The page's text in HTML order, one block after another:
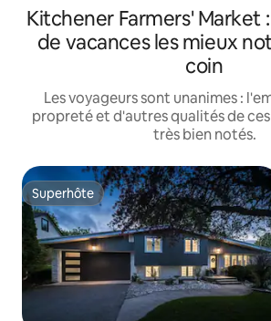
Kitchener Farmers' Market
de vacances les mieux
coin
Les voyageurs sont unanimes :
propreté et d'autres qualités de
très bien notés.
Superhôte
Superhôte